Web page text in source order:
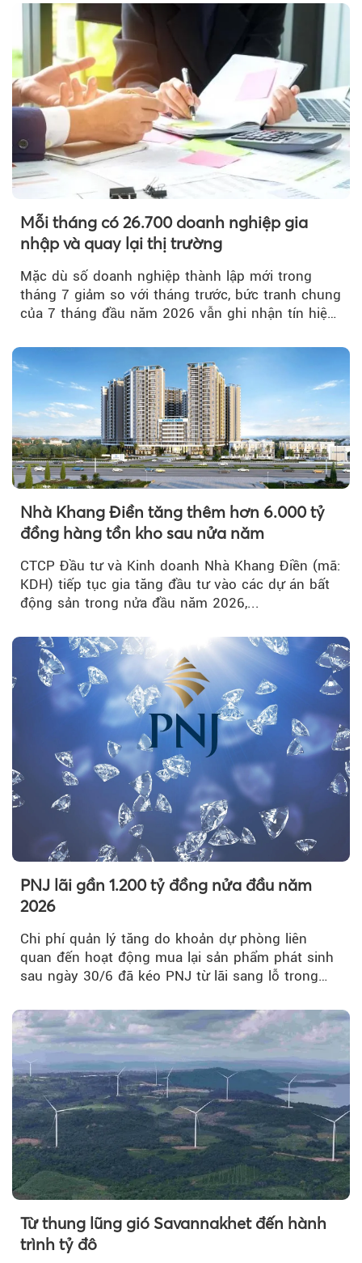
Mỗi tháng có 26.700 doanh nghiệp gia
nhập và quay lại thị trường
Mặc dù số doanh nghiệp thành lập mới trong
tháng 7 giảm so với tháng trước, bức tranh chung
của 7 tháng đầu năm 2026 vẫn ghi nhận tín hiệu
Nhà Khang Điền tăng thêm hơn 6.000 tỷ
đồng hàng tồn kho sau nửa năm
CTCP Đầu tư và Kinh doanh Nhà Khang Điền (mã:
KDH) tiếp tục gia tăng đầu tư vào các dự án bất
động sản trong nửa đầu năm 2026,...
PNJ lãi gần 1.200 tỷ đồng nửa đầu năm
2026
Chi phí quản lý tăng do khoản dự phòng liên
quan đến hoạt động mua lại sản phẩm phát sinh
sau ngày 30/6 đã kéo PNJ từ lãi sang lỗ trong
Từ thung lũng gió Savannakhet đến hành
trình tỷ đô